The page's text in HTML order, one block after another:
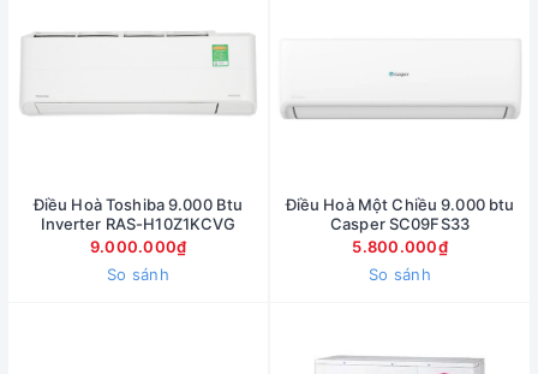
Điều Hoà Toshiba 9.000 Btu
Inverter RAS-H10Z1KCVG
9.000.000₫
So sánh
Điều Hoà Một Chiều 9.000 btu
Casper SC09FS33
5.800.000₫
So sánh